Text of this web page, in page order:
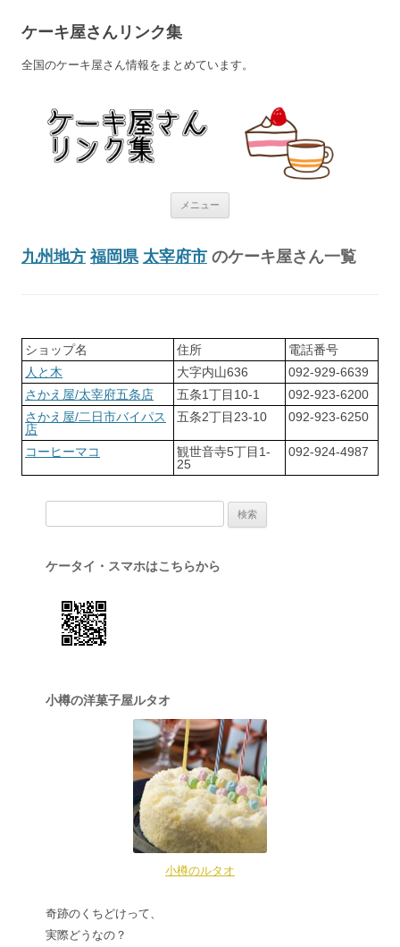
ケーキ屋さんリンク集
全国のケーキ屋さん情報をまとめています。
メニュー
九州地方 福岡県 太宰府市 のケーキ屋さん一覧
ショップ名 住所
電話番号
人と木
大字内山636
092-929-6639
さかえ屋/太宰府五条店
五条1丁目10-1
092-923-6200
さかえ屋/二日市バイパス
店
五条2丁目23-10 092-923-6250
コーヒーマコ
観世音寺5丁目1-
25
092-924-4987
ケータイ・スマホはこちらから
小樽の洋菓子屋ルタオ
小樽のルタオ
奇跡のくちどけって、
実際どうなの？